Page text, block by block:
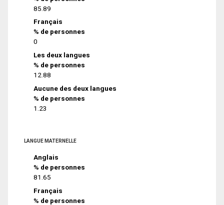
85.89
Français
% de personnes
0
Les deux langues
% de personnes
12.88
Aucune des deux langues
% de personnes
1.23
LANGUE MATERNELLE
Anglais
% de personnes
81.65
Français
% de personnes